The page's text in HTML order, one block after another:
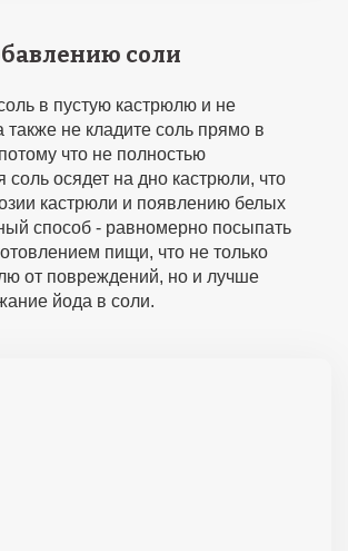
соли
в пустую кастрюлю и не
также не кладите соль прямо в
что не полностью
соль осядет на дно кастрюли, что
кастрюли и появлению белых
способ - равномерно посыпать
пищи, что не только
от повреждений, но и лучше
йода в соли.